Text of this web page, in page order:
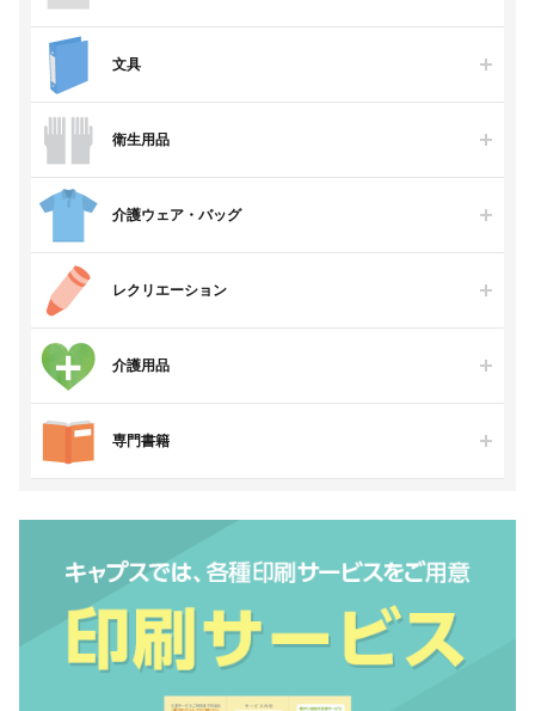
文具
衛生用品
介護ウェア・バッグ
レクリエーション
介護用品
専門書籍